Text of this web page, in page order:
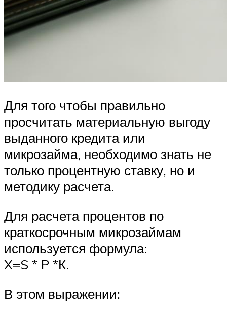
Для того чтобы правильно
просчитать материальную выгоду
выданного кредита или
микрозайма, необходимо знать не
только процентную ставку, но и
методику расчета.
Для расчета процентов по
краткосрочным микрозаймам
используется формула:
X=S * P *К.
В этом выражении: